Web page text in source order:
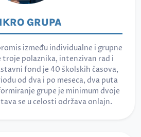
GRUPA
između individualne i grupne
polaznika, intenzivan rad i
fond je 40 školskih časova,
od dva i po meseca, dva puta
grupe je minimum dvoje
se u celosti održava onlajn.